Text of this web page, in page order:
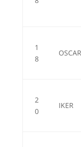
1
8
OSCAR
2
0
IKER